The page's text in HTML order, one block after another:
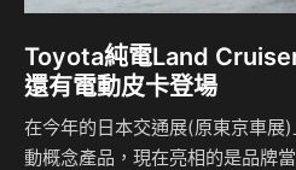
Toyota純電Land
還有電動皮卡登場
在今年的日本交通展(原東京車
動概念產品，現在亮相的是品牌